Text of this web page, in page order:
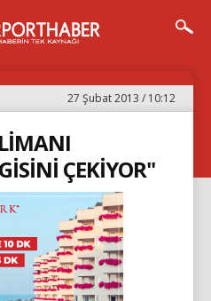
27 Şubat 2013 / 10:12
ÇEKİYOR"